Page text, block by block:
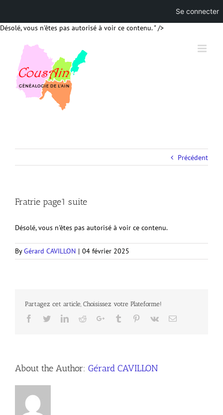
Désolé, vous n'êtes pas autorisé à voir ce contenu. " />Skip
Précédent
Fratrie page1 suite
Désolé, vous n'êtes pas autorisé à voir ce contenu.
ByGérard CAVILLON | 04 février 2025
Partagez cet article, Choisissez votre Plateforme!
Facebook
TwitterLinkedIn
RedditGoogle+Tumblr Pinterest
Vk Email
About the Author: Gérard CAVILLON
Se connecter